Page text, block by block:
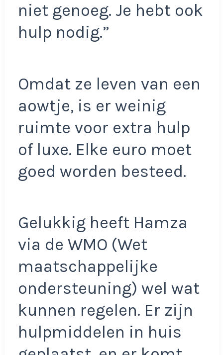
niet genoeg. Je hebt ook
hulp nodig.”
Omdat ze leven van een
aowtje, is er weinig
ruimte voor extra hulp
of luxe. Elke euro moet
goed worden besteed.
Gelukkig heeft Hamza
via de WMO (Wet
maatschappelijke
ondersteuning) wel wat
kunnen regelen. Er zijn
hulpmiddelen in huis